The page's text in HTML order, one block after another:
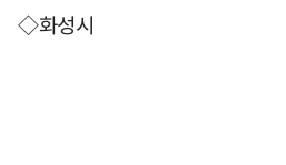
◇화성시